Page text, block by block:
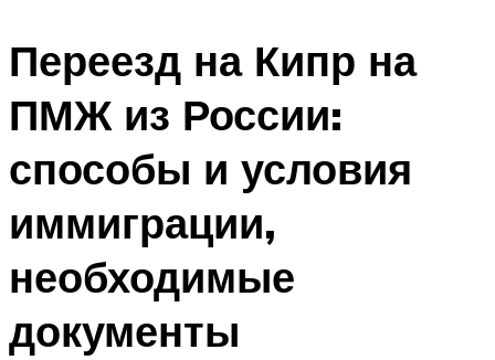
Переезд на Кипр на
ПМЖ из России:
способы и условия
иммиграции,
необходимые
документы